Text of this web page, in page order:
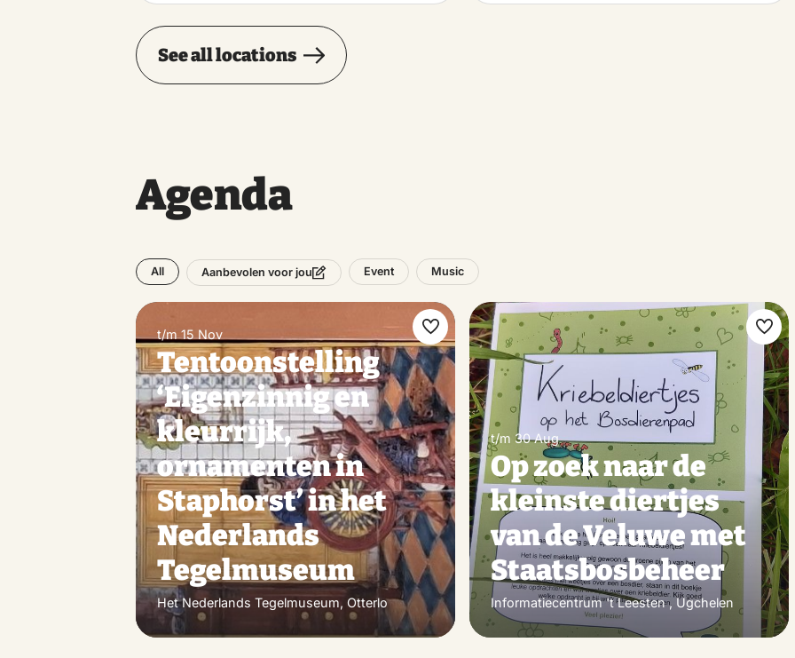
See all locations
Agenda
All Aanbevolen voor jou Event Music
t/m 15 Nov
Tentoonstelling
‘Eigenzinnig en
kleurrijk,
ornamenten in
Staphorst’ in het
Nederlands
Tegelmuseum
Het Nederlands Tegelmuseum, Otterlo
Make
favorite
t/m 30 Aug
Op zoek naar de
kleinste diertjes
van de Veluwe met
Staatsbosbeheer
Informatiecentrum 't Leesten , Ugchelen